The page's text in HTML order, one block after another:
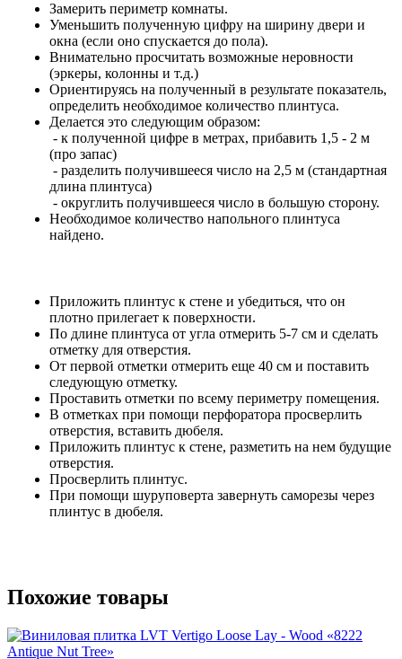
Замерить периметр комнаты.
Уменьшить полученную цифру на ширину двери и
окна (если оно спускается до пола).
Внимательно просчитать возможные неровности
(эркеры, колонны и т.д.)
Ориентируясь на полученный в результате показатель,
определить необходимое количество плинтуса.
Делается это следующим образом:
- к полученной цифре в метрах, прибавить 1,5 - 2 м
(про запас)
- разделить получившееся число на 2,5 м (стандартная
длина плинтуса)
- округлить получившееся число в большую сторону.
Необходимое количество напольного плинтуса
найдено.
Приложить плинтус к стене и убедиться, что он
плотно прилегает к поверхности.
По длине плинтуса от угла отмерить 5-7 см и сделать
отметку для отверстия.
От первой отметки отмерить еще 40 см и поставить
следующую отметку.
Проставить отметки по всему периметру помещения.
В отметках при помощи перфоратора просверлить
отверстия, вставить дюбеля.
Приложить плинтус к стене, разметить на нем будущие
отверстия.
Просверлить плинтус.
При помощи шуруповерта завернуть саморезы через
плинтус в дюбеля.
Похожие товары